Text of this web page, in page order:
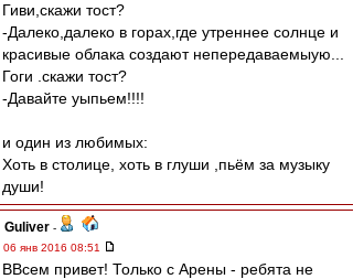
Гиви,скажи тост?
-Далеко,далеко в горах,где утреннее солнце и
красивые облака создают непередаваемыую...
Гоги .скажи тост?
-Давайте уыпьем!!!!
и один из любимых:
Хоть в столице, хоть в глуши ,пьём за музыку
души!
Guliver -
06 янв 2016 08:51
ВВсем привет! Только с Арены - ребята не